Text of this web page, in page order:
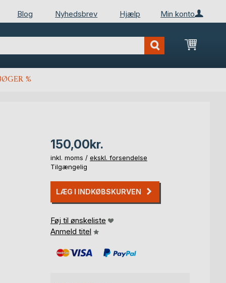
Min konto
Blog Nyhedsbrev Hjælp
Min
%
150,00kr.
inkl. moms / ekskl. forsendelse
Tilgængelig
LÆG I INDKØBSKURVEN
Føj til ønskeliste
Anmeld titel